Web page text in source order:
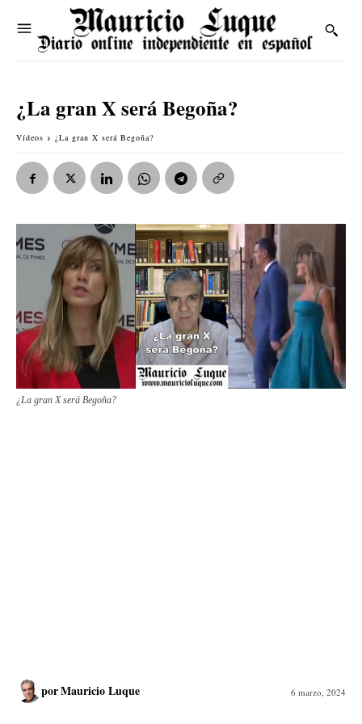
¿La gran X será Begoña?
Vídeos ¿La gran X será Begoña?
¿La gran X será Begoña?
porMauricio Luque 6 marzo, 2024